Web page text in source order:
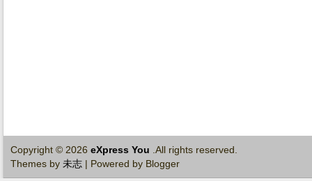
Copyright © 2026 eXpress You .All rights reserved.
Themes by 未志 | Powered by Blogger